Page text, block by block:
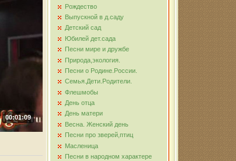
00:01:09
Рождество
Выпускной в д.саду
Детский сад
Юбилей дет.сада
Песни мире и дружбе
Природа,экология.
Песни о Родине.России.
Семья.Дети.Родители.
Флешмобы
День отца
День матери
Весна. Женский день
Песни про зверей,птиц
Масленица
Песни в народном характере